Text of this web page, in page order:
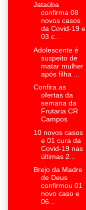
Jataúba
confirma 08
novos casos
da Covid-19 e
03 c...
Adolescente é
suspeito de
matar mulher
após filha ...
Confira as
ofertas da
semana da
Frutaria CR
Campos
10 novos casos
e 01 cura da
Covid-19 nas
últimas 2...
Brejo da Madre
de Deus
confirmou 01
novo caso e
06...